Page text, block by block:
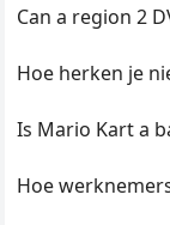
Can a region 2
Hoe herken je
Is Mario Kart a
Hoe